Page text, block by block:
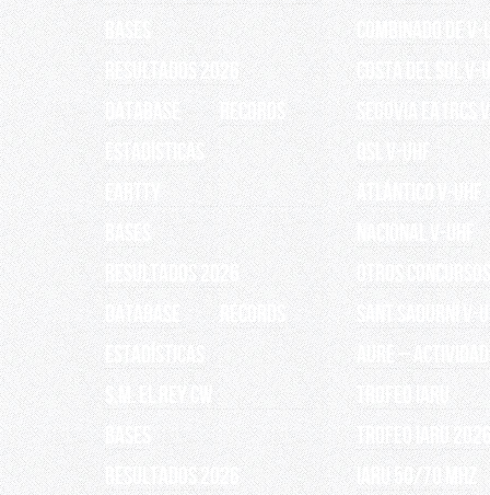
BASES
RESULTADOS 2026
Database
Records
ESTADÍSTICAS
EARTTY
BASES
RESULTADOS 2026
Database
Records
ESTADÍSTICAS
S.M. EL REY CW
BASES
RESULTADOS 2026
Combinado de V-
Costa del Sol V-
Segovia EA1RCS
QSL V-UHF
Atlántico V-UHF
Nacional V-UHF
OTROS CONCURSOS
Sant Sadurní V-
AURE – Actividad
TROFEO IARU
TROFEO IARU
IARU 50/70 Mhz